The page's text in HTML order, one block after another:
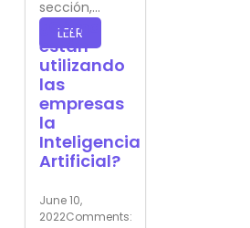
sección,...
LEER
¿Cómo
están
utilizando
las
empresas
la
Inteligencia
Artificial?
June 10,
2022Comments: